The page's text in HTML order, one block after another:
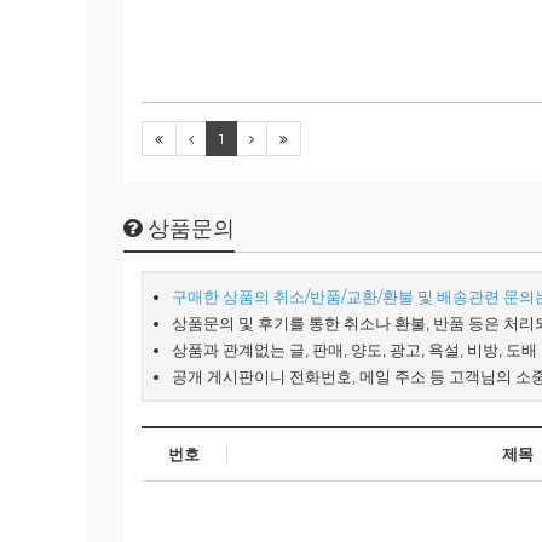
1
상품문의
구매한 상품의 취소/반품/교환/환불 및 배송관련 문의
상품문의 및 후기를 통한 취소나 환불, 반품 등은 처리
상품과 관계없는 글, 판매, 양도, 광고, 욕설, 비방, 도
공개 게시판이니 전화번호, 메일 주소 등 고객님의 소
번호 제목